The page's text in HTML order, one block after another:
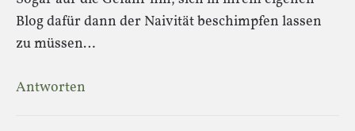
Blog dafür dann der Naivität beschimpfen lassen
zu müssen…
Antworten